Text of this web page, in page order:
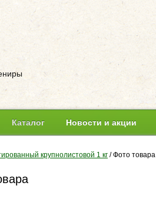
Каталог Новости и акции
крупнолистовой 1 кг / Фото товара